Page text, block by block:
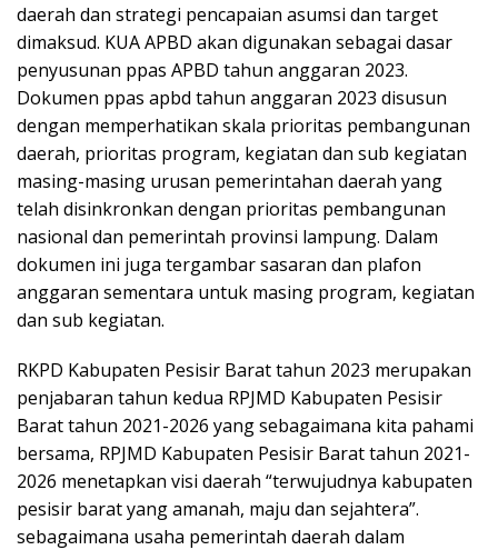
daerah dan strategi pencapaian asumsi dan target
dimaksud. KUA APBD akan digunakan sebagai dasar
penyusunan ppas APBD tahun anggaran 2023.
Dokumen ppas apbd tahun anggaran 2023 disusun
dengan memperhatikan skala prioritas pembangunan
daerah, prioritas program, kegiatan dan sub kegiatan
masing-masing urusan pemerintahan daerah yang
telah disinkronkan dengan prioritas pembangunan
nasional dan pemerintah provinsi lampung. Dalam
dokumen ini juga tergambar sasaran dan plafon
anggaran sementara untuk masing program, kegiatan
dan sub kegiatan.
RKPD Kabupaten Pesisir Barat tahun 2023 merupakan
penjabaran tahun kedua RPJMD Kabupaten Pesisir
Barat tahun 2021-2026 yang sebagaimana kita pahami
bersama, RPJMD Kabupaten Pesisir Barat tahun 2021-
2026 menetapkan visi daerah “terwujudnya kabupaten
pesisir barat yang amanah, maju dan sejahtera”.
sebagaimana usaha pemerintah daerah dalam